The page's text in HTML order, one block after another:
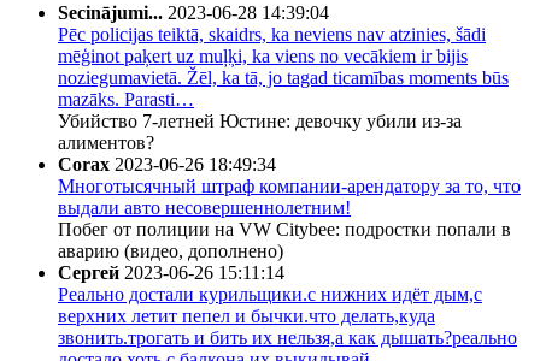
Secinājumi... 2023-06-28 14:39:04
Pēc policijas teiktā, skaidrs, ka neviens nav atzinies, šādi
mēģinot paķert uz muļķi, ka viens no vecākiem ir bijis
noziegumavietā. Žēl, ka tā, jo tagad ticamības moments būs
mazāks. Parasti…
Убийство 7-летней Юстине: девочку убили из-за
алиментов?
Corax 2023-06-26 18:49:34
Многотысячный штраф компании-арендатору за то, что
выдали авто несовершеннолетним!
Побег от полиции на VW Citybee: подростки попали в
аварию (видео, дополнено)
Сергей 2023-06-26 15:11:14
Реально достали курильщики.с нижних идёт дым,с
верхних летит пепел и бычки.что делать,куда
звонить.трогать и бить их нельзя,а как дышать?реально